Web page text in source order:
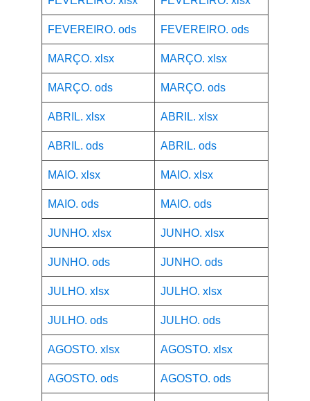
FEVEREIRO. ods FEVEREIRO. ods
MARÇO. xlsx MARÇO. xlsx
MARÇO. ods MARÇO. ods
ABRIL. xlsx ABRIL. xlsx
ABRIL. ods ABRIL. ods
MAIO. xlsx MAIO. xlsx
MAIO. ods MAIO. ods
JUNHO. xlsx JUNHO. xlsx
JUNHO. ods JUNHO. ods
JULHO. xlsx JULHO. xlsx
JULHO. ods JULHO. ods
AGOSTO. xlsx AGOSTO. xlsx
AGOSTO. ods AGOSTO. ods